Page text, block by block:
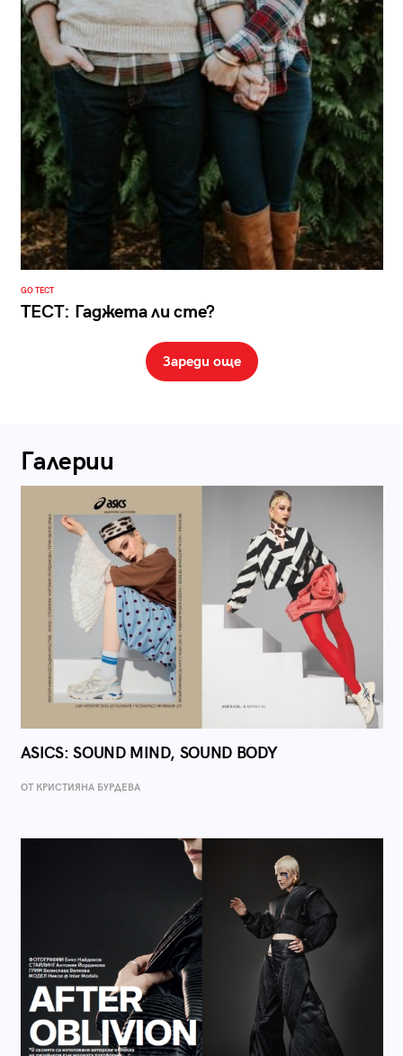
GO ТЕСТ
ТЕСТ: Гаджета ли сте?
Зареди още
Галерии
ASICS: SOUND MIND, SOUND BODY
ОТ КРИСТИЯНА БУРДЕВА